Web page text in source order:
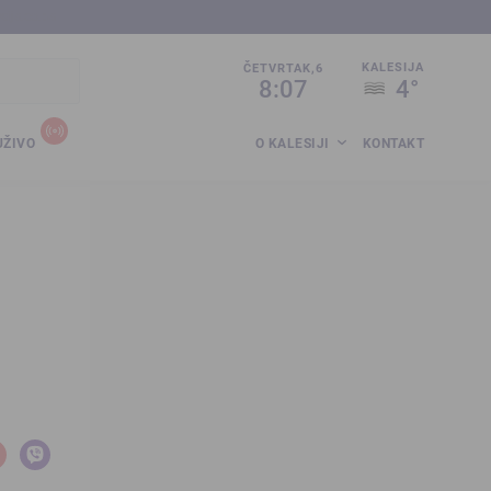
ČETVRTAK,6
8:07
KALESIJA
4°
O KALESIJI KONTAKT